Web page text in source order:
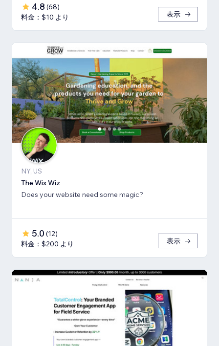
4.8 (68)
料金：$10 より
表示
NY, US
The Wix Wiz
Does your website need some magic?
5.0 (12)
料金：$200 より
表示